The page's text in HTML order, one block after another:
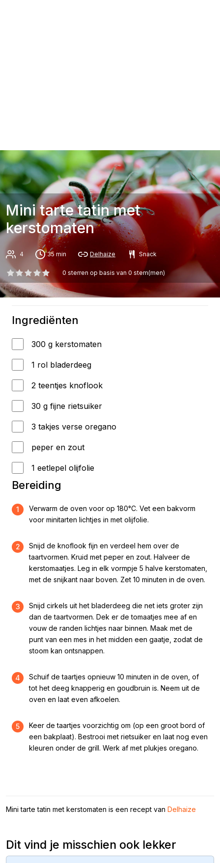
Mini tarte tatin met
kerstomaten
4 35 min Delhaize Snack
0 sterren op basis van 0 stem(men)
Ingrediënten
300 g kerstomaten
1 rol bladerdeeg
2 teentjes knoflook
30 g fijne rietsuiker
3 takjes verse oregano
peper en zout
1 eetlepel olijfolie
Bereiding
1
Verwarm de oven voor op 180°C. Vet een bakvorm
voor minitarten lichtjes in met olijfolie.
2
Snijd de knoflook fijn en verdeel hem over de
taartvormen. Kruid met peper en zout. Halveer de
kerstomaatjes. Leg in elk vormpje 5 halve kerstomaten,
met de snijkant naar boven. Zet 10 minuten in de oven.
3
Snijd cirkels uit het bladerdeeg die net iets groter zijn
dan de taartvormen. Dek er de tomaatjes mee af en
vouw de randen lichtjes naar binnen. Maak met de
punt van een mes in het midden een gaatje, zodat de
stoom kan ontsnappen.
4
Schuif de taartjes opnieuw 10 minuten in de oven, of
tot het deeg knapperig en goudbruin is. Neem uit de
oven en laat even afkoelen.
5
Keer de taartjes voorzichtig om (op een groot bord of
een bakplaat). Bestrooi met rietsuiker en laat nog even
kleuren onder de grill. Werk af met plukjes oregano.
Mini tarte tatin met kerstomaten is een recept van Delhaize
Dit vind je misschien ook lekker